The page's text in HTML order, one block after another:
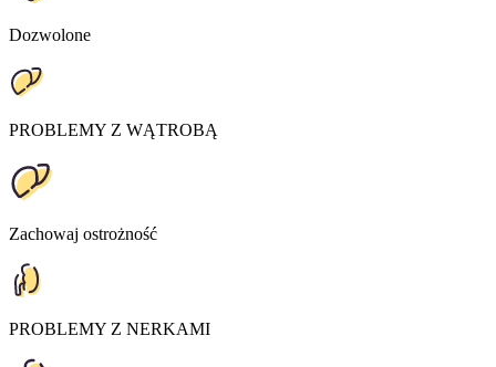
Dozwolone
PROBLEMY Z WĄTROBĄ
Zachowaj ostrożność
PROBLEMY Z NERKAMI